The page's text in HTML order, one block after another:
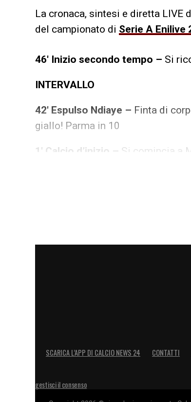
La cronaca, sintesi e diretta LIVE
del campionato di Serie A Enilive
46′ Inizio secondo tempo – Si
INTERVALLO
42′ Espulso Ndiaye – Finta di
giallo! Parma in 10
1′ Calcio d’inizio – Si comincia a
SCARICA L’APP DI CALCIO NEWS 24 CONTATTI
gestisci il consenso